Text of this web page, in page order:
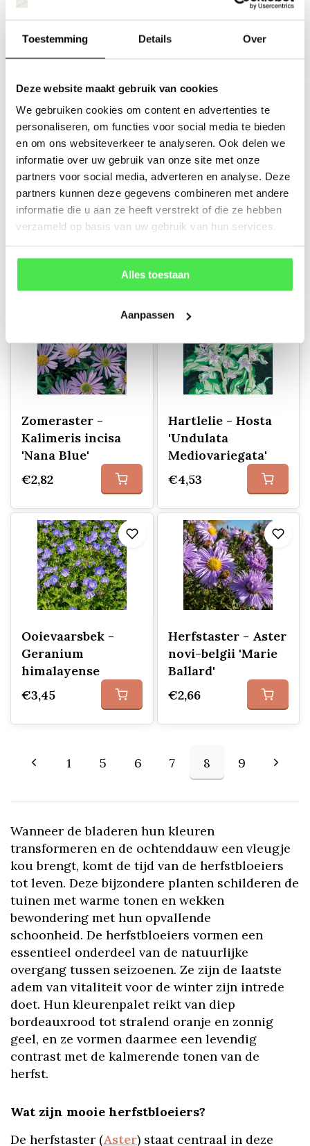
Toestemming Details Over
Deze website maakt gebruik van cookies
We gebruiken cookies om content en advertenties te
personaliseren, om functies voor social media te bieden
en om ons websiteverkeer te analyseren. Ook delen we
informatie over uw gebruik van onze site met onze
partners voor social media, adverteren en analyse. Deze
partners kunnen deze gegevens combineren met andere
informatie die u aan ze heeft verstrekt of die ze hebben
verzameld op basis van uw gebruik van hun services.
Alles toestaan
Aanpassen
virginicum
€4,18
andersoniana
€3,85
Kattekruid -
Nepeta Kubanica
€3,19
Bergamotplant -
Monarda
€2,82
Zomeraster -
Kalimeris incisa
'Nana Blue'
€2,82
Hartlelie - Hosta
'Undulata
Mediovariegata'
€4,53
Ooievaarsbek -
Geranium
himalayense
€3,45
Herfstaster - Aster
novi-belgii 'Marie
Ballard'
€2,66
1 5 6 7 8 9
Wanneer de bladeren hun kleuren
transformeren en de ochtenddauw een vleugje
kou brengt, komt de tijd van de herfstbloeiers
tot leven. Deze bijzondere planten schilderen de
tuinen met warme tonen en wekken
bewondering met hun opvallende
schoonheid. De herfstbloeiers vormen een
essentieel onderdeel van de natuurlijke
overgang tussen seizoenen. Ze zijn de laatste
adem van vitaliteit voor de winter zijn intrede
doet. Hun kleurenpalet reikt van diep
bordeauxrood tot stralend oranje en zonnig
geel, en ze vormen daarmee een levendig
contrast met de kalmerende tonen van de
herfst.
Wat zijn mooie herfstbloeiers?
De herfstaster (Aster) staat centraal in deze